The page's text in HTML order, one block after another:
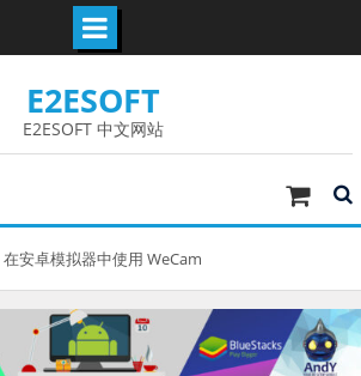
E2ESOFT
E2ESOFT 中文网站
在安卓模拟器中使用 WeCam